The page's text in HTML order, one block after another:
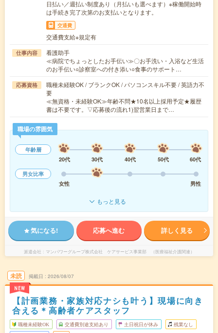
日払い／週払い制度あり（月払いも選べます）※稼働開始時
は手続き完了次第のお支払いとなります。
交通費
交通費支給※規定有
仕事内容
看護助手
≪病院でちょっとしたお手伝い≫〇お手洗い・入浴など生活
のお手伝い○診察室への付き添い○食事のサポート…
応募資格
職種未経験OK / ブランクOK / パソコンスキル不要 / 英語力不
要
≪無資格・未経験OK≫年齢不問★10名以上採用予定★履歴
書は不要です。▽応募後の流れ1)翌営業日まで…
職場の雰囲気
年齢層
20代
30代 40代 50代
60代
男女比率
女性
男性
もっと見る
気になる! 応募へ進む 詳しく見る
派遣会社 マンパワーグループ株式会社 ケアサービス事業部 （医療福祉介護関連）
未読
NEW
掲載日 2026/08/07
【計画業務・家族対応ナシも叶う】現場に向き
合える＊高齢者ケアスタッフ
職種未経験OK 交通費別途支給あり 土日祝日が休み 残業なし